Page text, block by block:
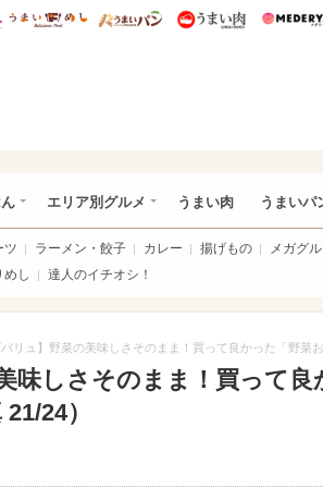
研 ディズニー特集
mimot. うまいめし うまいパン うまい肉
エリア別グルメ うまい肉 うまいパ
ツ ラーメン・餃子 カレー 揚げもの メガグル
めし
達人のイチオシ！
リュ】野菜の美味しさそのまま！買って良かった「野菜
味しさそのまま！買って良
24）